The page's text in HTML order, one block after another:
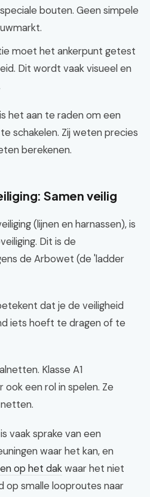
bouten. Geen simpele
moet het ankerpunt getest
Dit wordt vaak visueel en
het aan te raden om een
schakelen. Zij weten precies
berekenen.
Samen veilig
(lijnen en harnassen), is
Dit is de
de Arbowet (de 'ladder
dat je de veiligheid
iets hoeft te dragen of te
Klasse A1
ook een rol in spelen. Ze
vaak sprake van een
waar het kan, en
op het dakwaar het niet
op smalle looproutes naar